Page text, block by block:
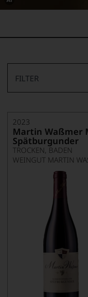
Dieses
von
FILTER
2023
Martin Waßmer
Spätburgunder
TROCKEN, BADEN
WEINGUT MARTIN